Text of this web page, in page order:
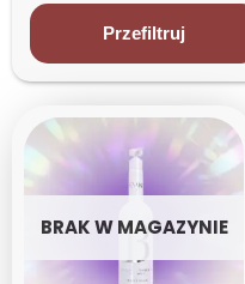
Produkty Profesjonalne
Filler & Shield
Rodzaj produktu
Przefiltruj
BRAK W MAGAZYNIE